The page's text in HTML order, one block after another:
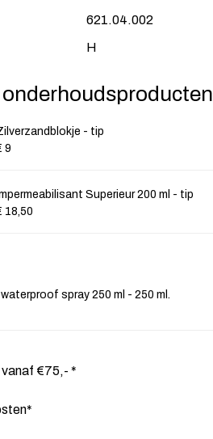
621.04.002
H
- tip
9
Superieur 200 ml - tip
18,50
spray 250 ml - 250 ml.
€75,- *